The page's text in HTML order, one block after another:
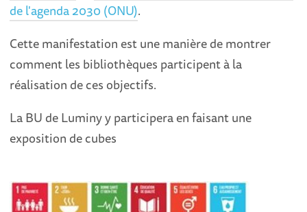
de l'agenda 2030 (ONU).
Cette manifestation est une manière de montrer
comment les bibliothèques participent à la
réalisation de ces objectifs.
La BU de Luminy y participera en faisant une
exposition de cubes